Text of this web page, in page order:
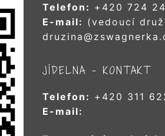
Telefon: +420 724
E-mail: (vedoucí
JÍDELNA – KONTAKT
Telefon: +420 311
E-mail: